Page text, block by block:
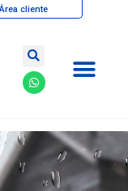
cliente